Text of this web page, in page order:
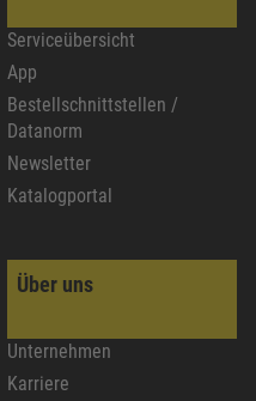
Serviceübersicht
App
Bestellschnittstellen /
Datanorm
Newsletter
Katalogportal
Über uns
Unternehmen
Karriere